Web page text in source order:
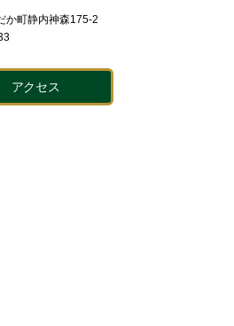
か町静内神森175-2
アクセス